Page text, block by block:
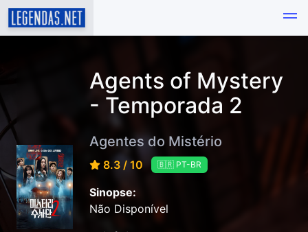
Agents of Mystery
- Temporada 2
Agentes do Mistério
8.3 / 10 🇧🇷 PT-BR
Sinopse:
Não Disponível